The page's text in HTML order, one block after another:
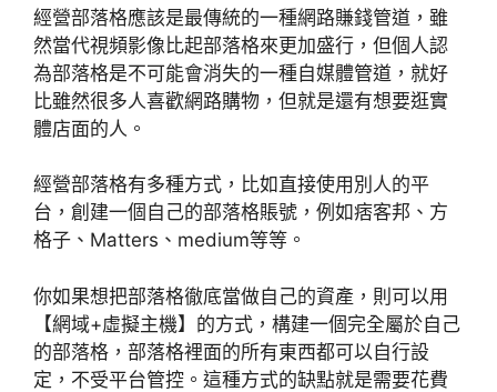
經營部落格應該是最傳統的一種網路賺錢管道，雖
然當代視頻影像比起部落格來更加盛行，但個人認
為部落格是不可能會消失的一種自媒體管道，就好
比雖然很多人喜歡網路購物，但就是還有想要逛實
體店面的人。
經營部落格有多種方式，比如直接使用別人的平
台，創建一個自己的部落格賬號，例如痞客邦、方
格子、Matters、medium等等。
你如果想把部落格徹底當做自己的資產，則可以用
【網域+虛擬主機】的方式，構建一個完全屬於自己
的部落格，部落格裡面的所有東西都可以自行設
定，不受平台管控。這種方式的缺點就是需要花費